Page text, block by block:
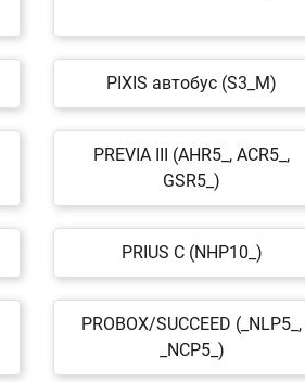
PIXIS автобус (S3_M)
PREVIA III (AHR5_, ACR5_,
GSR5_)
PRIUS C (NHP10_)
PROBOX/SUCCEED (_NLP5_,
_NCP5_)